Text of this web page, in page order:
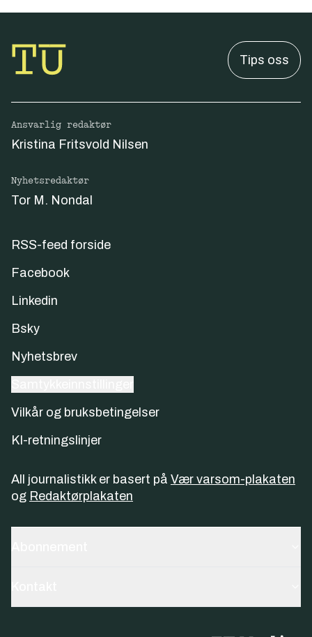
Tips oss
Ansvarlig redaktør
Kristina Fritsvold Nilsen
Nyhetsredaktør
Tor M. Nondal
RSS-feed forside
Facebook
Linkedin
Bsky
Nyhetsbrev
Vilkår og bruksbetingelser
KI-retningslinjer
All journalistikk er basert på Vær varsom-plakaten
og Redaktørplakaten